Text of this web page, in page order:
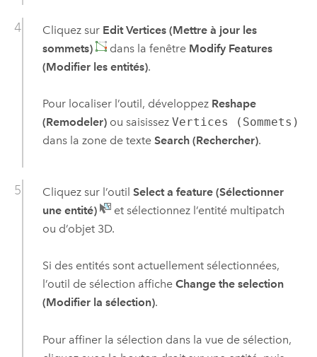
Cliquez sur Edit Vertices (Mettre à jour les
sommets)
dans la fenêtre Modify Features
(Modifier les entités).
Pour localiser l’outil, développez Reshape
(Remodeler)ou saisissez Vertices (Sommets)
dans la zone de texte Search (Rechercher).
Cliquez sur l’outil Select a feature (Sélectionner
une entité)
et sélectionnez l’entité multipatch
ou d’objet 3D.
Si des entités sont actuellement sélectionnées,
l’outil de sélection affiche Change the selection
(Modifier la sélection).
Pour affiner la sélection dans la vue de sélection,